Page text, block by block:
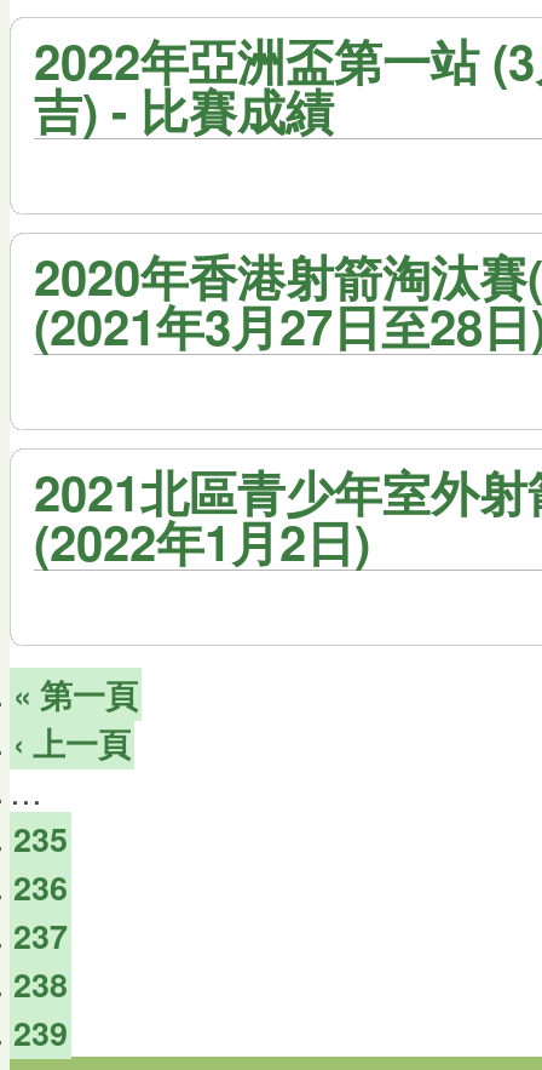
2022年亞洲盃第一站
吉) - 比賽成績
2020年香港射箭淘汰
(2021年3月27日至28
2021北區青少年室外
(2022年1月2日)
« 第一頁
‹ 上一頁
…
235
236
237
238
239